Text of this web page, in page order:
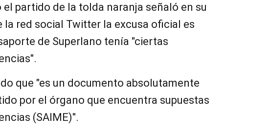
el partido de la tolda naranja señaló en su
la red social Twitter la excusa oficial es
de Superlano tenía "ciertas
que "es un documento absolutamente
por el órgano que encuentra supuestas
(SAIME)".